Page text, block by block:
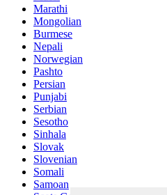
Marathi
Mongolian
Burmese
Nepali
Norwegian
Pashto
Persian
Punjabi
Serbian
Sesotho
Sinhala
Slovak
Slovenian
Somali
Samoan